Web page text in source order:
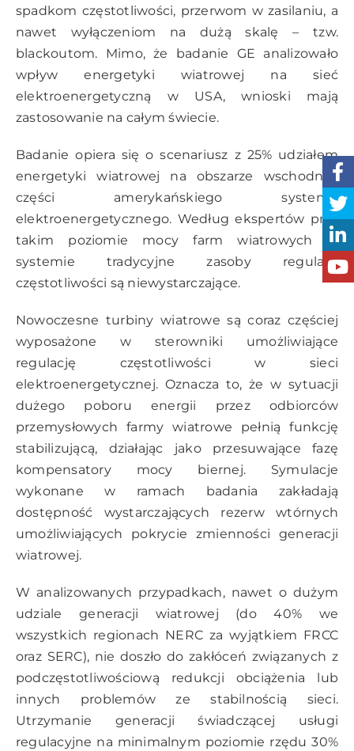
spadkom częstotliwości, przerwom w zasilaniu, a
nawet wyłączeniom na dużą skalę – tzw.
blackoutom. Mimo, że badanie GE analizowało
wpływ energetyki wiatrowej na sieć
elektroenergetyczną w USA, wnioski mają
zastosowanie na całym świecie.
Badanie opiera się o scenariusz z 25% udziałem
energetyki wiatrowej na obszarze wschodniej
części amerykańskiego systemu
elektroenergetycznego. Według ekspertów przy
takim poziomie mocy farm wiatrowych w
systemie tradycyjne zasoby regulacji
częstotliwości są niewystarczające.
Nowoczesne turbiny wiatrowe są coraz częściej
wyposażone w sterowniki umożliwiające
regulację częstotliwości w sieci
elektroenergetycznej. Oznacza to, że w sytuacji
dużego poboru energii przez odbiorców
przemysłowych farmy wiatrowe pełnią funkcję
stabilizującą, działając jako przesuwające fazę
kompensatory mocy biernej. Symulacje
wykonane w ramach badania zakładają
dostępność wystarczających rezerw wtórnych
umożliwiających pokrycie zmienności generacji
wiatrowej.
W analizowanych przypadkach, nawet o dużym
udziale generacji wiatrowej (do 40% we
wszystkich regionach NERC za wyjątkiem FRCC
oraz SERC), nie doszło do zakłóceń związanych z
podczęstotliwościową redukcji obciążenia lub
innych problemów ze stabilnością sieci.
Utrzymanie generacji świadczącej usługi
regulacyjne na minimalnym poziomie rzędu 30%